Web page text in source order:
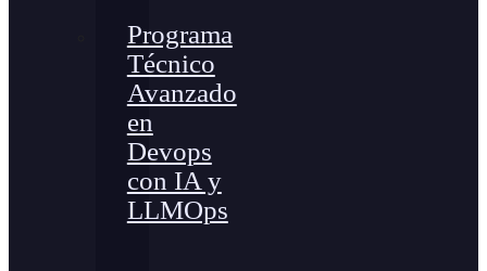
Programa
Técnico
Avanzado
en
Devops
con IA y
LLMOps